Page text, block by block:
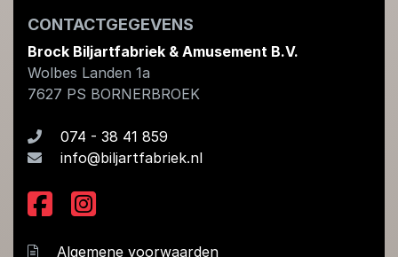
CONTACTGEGEVENS
Brock Biljartfabriek & Amusement B.V.
Wolbes Landen 1a
7627 PS BORNERBROEK
074 - 38 41 859
info@biljartfabriek.nl
Algemene voorwaarden